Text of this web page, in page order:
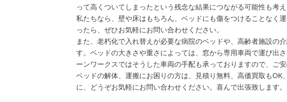
って高くついてしまったという残念な結果につながる可能性も考
私たちなら、壁や床はもちろん、ベッドにも傷をつけることなく
ったら、ぜひお気軽にお問い合わせください。
また、老朽化で入れ替えが必要な病院のベッドや、高齢者施設の
す。ベッドの大きさや重さによっては、窓から専用車両で運び出
ーンワークスではそうした車両の手配も承っておりますので、ご安
ベッドの解体、運搬にお困りの方は、見積り無料、高価買取もOK
に、どうぞお気軽にお問い合わせください。喜んで出張致します。